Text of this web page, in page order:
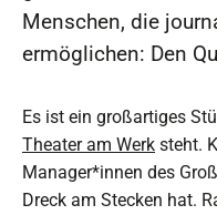
Menschen, die
ermöglichen: Den
Es ist ein großartiges
Theater am Werk steht.
Manager*innen des
Dreck am Stecken hat.